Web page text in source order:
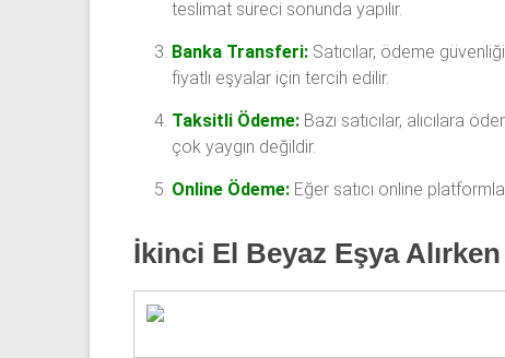
teslimat süreci sonunda yapılır.
Banka Transferi: Satıcılar, ödeme
fiyatlı eşyalar için tercih edilir.
Taksitli Ödeme: Bazı satıcılar, alıcılara
çok yaygın değildir.
Online Ödeme: Eğer satıcı online
İkinci El Beyaz Eşya